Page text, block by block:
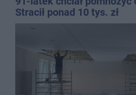
Stracił ponad 10 tys. zł